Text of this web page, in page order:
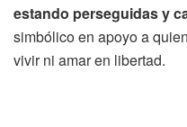
estando perseguidas y
simbólico en apoyo a
vivir ni amar en libertad.